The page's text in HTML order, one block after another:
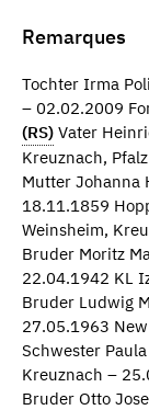
Remarques
Tochter Irma
– 02.02.2009
(RS) Vater
Kreuznach, Pfalz
Mutter Johanna
18.11.1859
Weinsheim,
Bruder Moritz
22.04.1942 KL
Bruder Ludwig
27.05.1963
Schwester
Kreuznach –
Bruder Otto